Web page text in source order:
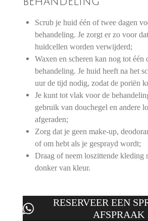
Scrub je huid één of twee dagen
behandeling. Je zorgt er zo voor
huidcellen worden verwijderd;
Waxen en scheren kan nog tot één
behandeling. Je huid heeft na het
uur de tijd nodig, zodat de poriën
Je kunt tot vlak voor de
gebruik van douchegel en andere
afgeraden;
Zorg dat je geen make-up,
of om hebt als je gesprayd wordt;
Draag of neem loszittende kleding
donker van kleur.
RESERVEER EEN
AFSPRAAK